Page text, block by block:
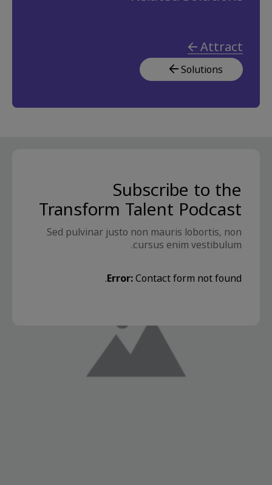
Attract
Solutions
Subscribe to the
Transform Talent Podcast
Sed pulvinar justo non mauris lobortis, non
cursus enim vestibulum.
Error:Contact form not found.